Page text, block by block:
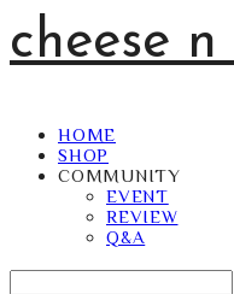
cheese
HOME
SHOP
COMMUNITY
EVENT
REVIEW
Q&A